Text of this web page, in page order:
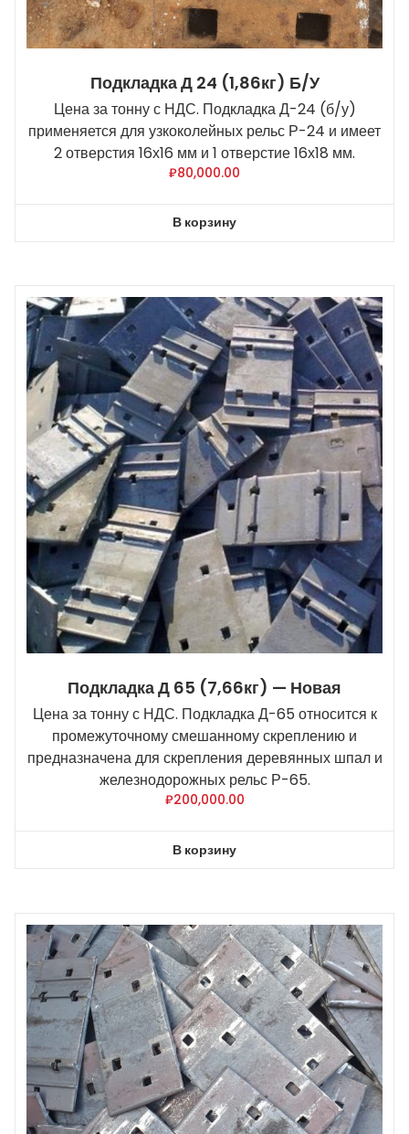
Подкладка Д 24 (1,86кг) Б/У
Цена за тонну с НДС. Подкладка Д-24 (б/у)
применяется для узкоколейных рельс Р-24 и имеет
2 отверстия 16х16 мм и 1 отверстие 16х18 мм.
₽80,000.00
В корзину
Подкладка Д 65 (7,66кг) — Новая
Цена за тонну с НДС. Подкладка Д-65 относится к
промежуточному смешанному скреплению и
предназначена для скрепления деревянных шпал и
железнодорожных рельс Р-65.
₽200,000.00
В корзину